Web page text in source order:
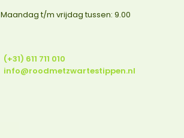
Maandag t/m vrijdag tussen: 9.00
(+31) 611 711 010
info@roodmetzwartestippen.nl